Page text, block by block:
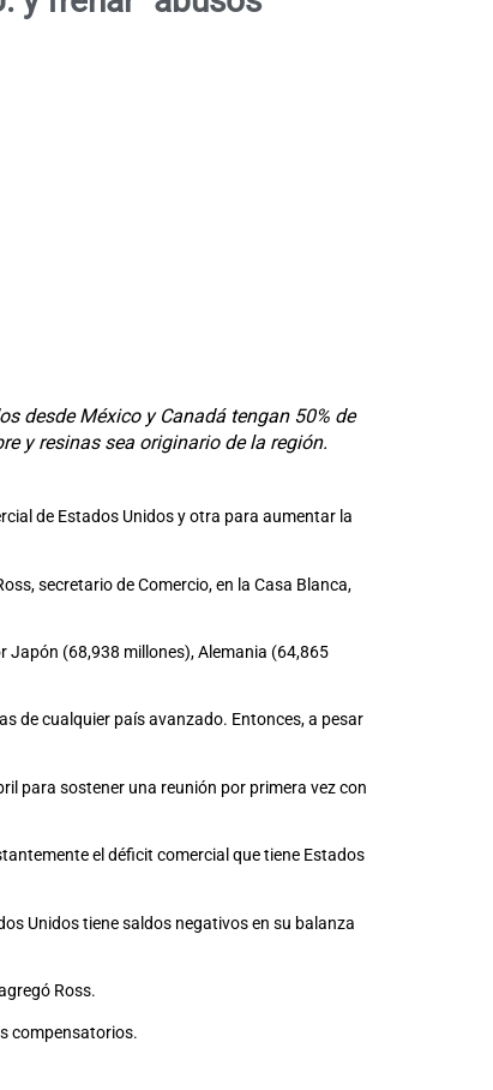
desde México y Canadá tengan 50% de
y resinas sea originario de la región.
de Estados Unidos y otra para aumentar la
secretario de Comercio, en la Casa Blanca,
Japón (68,938 millones), Alemania (64,865
de cualquier país avanzado. Entonces, a pesar
para sostener una reunión por primera vez con
el déficit comercial que tiene Estados
Unidos tiene saldos negativos en su balanza
Ross.
compensatorios.